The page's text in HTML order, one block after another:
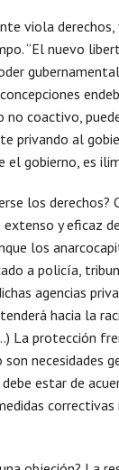
viola
“El nuevo
no coactivo,
privando al
el gobierno, es
los
y eficaz
los
a policía,
agencias
hacia la
La protección
necesidades
estar de